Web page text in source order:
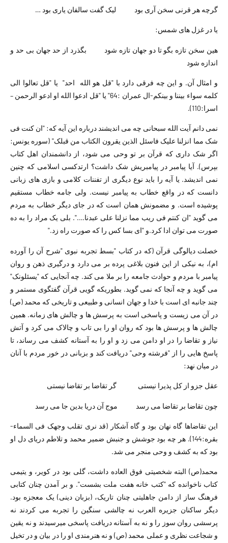
گرچه هر قرنی سخن آری بود لیک گفت سالفان یاری بود …
یا در غزل های شمس:
هین سخن تازه بگو تا دو جهان تازه شود بگذرد از حد جهان بی حد و
اندازه شود
و امثال آن. و این چه فرقی دارد با "قل هو الله احد" یا "قل تعالوا الی
کلمه سواء بیننا و بینکم-ال عمران :64" یا "قل ادعوا الله او ادعو الرحمن –
اسرا:110).
نمی دانم آیت الله سبحانی چه می اندیشند درباره این آیه که: "ان کنت فی
شک مما انزلنا علیک فاسئل الذین یقرون الکتاب من قبلک" (سوره یونس:
اگر شک داری که قرآن بر تو وحی می شود، از دانشمندان اهل کتاب
بپرس). آیا پیامبر در پیامبریش شک داشت؟ ارتدکسی اسلامی که چنین
نمی اندیشد. یا آیه را باید نوع دیگری از تفننات کلامی و بازی های زبانی
دانست که در واقع خطاب به پیامبر نیست. ولی جامه خطاب مستقیم
پوشیده است. و مضمونش همان است که در جای دیگر خطاب به مردم
می گوید "ان کنتم فی ریب مما نزلنا علی عبدنا….". بلی یک مراد را به ده
صورت می توان ادا کرد.و "ای بسا کس را که صورت راه زد."
خصلت دیالوگی قرآن (که در کتاب "بسط تجربه نبوی "شرح آن را آورده
ام)، به نیکی از این فنون بلاغی پرده بر می دارد و درگیری ذهن و روان
پیامبر با مردم و حوادث جامعه را بر ملا می کند. چه آنجایی که "یسئلونک"
می گوید و چه آنجا که نمی گوید. بطوریکه گویی قرآن گفتگوی مستمر و
چند جانبه ای است با خدا و جهان انسانی و طبیعی و تاریخی که محمد (ص)
در آن می زیست و پاسخی است به پرسش ها و چالش های زمانه. همین
چالش ها و پرسش ها بود که روان او را بی تاب و چالاک می کرد و آتش
نیاز و تقاضا را در او دامن می زد و او را به آستانه کشف می رساند، تا
پاسخ هایی را از "فرشته وحی" دریافت کند و بزبانی در خور مردم با آنان
در میان نهد:
عقل جزو از کل پذیرا نیستی گر تقاضا بر تقاضا نیستی
چون تقاضا بر تقاضا می رسد موج آن دریا بدین جا می رسد
این تقاضاها گاه نهان بود و گاه آشکار (قد نری تقلب وجهک فی السماء-
بقره:144). هر چه بود جوشش و جنبش ضمیر محمد و تلاطم دریای دل او
بود که به کشف و وحی منجر می شد.
محمد(ص) البته شخصیتی فوق العاده داشت، گلی بود در کویر، و یتیمی
کتاب ناخوانده که "کتب خانه هفت ملت بشست". و بر آمدن چنان کتابی
فرهنگ ساز از دامن جاهلیتی چنان تاریک، (بزبان دینی) یک معجزه بود.
دیگر ساکنان جزیره العرب نه چالشی سنگین را تجربه می کردند نه
پرسشی روان سوز را و نه به آستانه دریافت پاسخی میرسیدند و نه یقین
و شجاعت نظری و عملی محمد (ص) و نه هنرمندی او را در بیان و در تخیل